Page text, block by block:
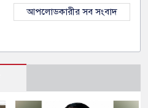
আপলোডকারীর সব সংবাদ